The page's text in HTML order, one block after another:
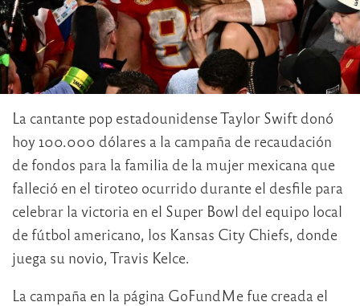
La cantante pop estadounidense Taylor Swift donó
hoy 100.000 dólares a la campaña de recaudación
de fondos para la familia de la mujer mexicana que
falleció en el tiroteo ocurrido durante el desfile para
celebrar la victoria en el Super Bowl del equipo local
de fútbol americano, los Kansas City Chiefs, donde
juega su novio, Travis Kelce.
La campaña en la página GoFundMe fue creada el